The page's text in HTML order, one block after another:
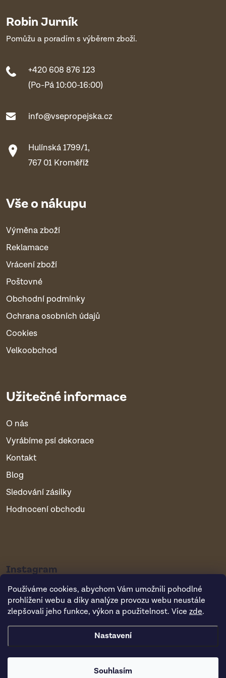
Používáme cookies, abychom Vám umožnili pohodlné
prohlížení webu a díky analýze provozu webu neustále
zlepšovali jeho funkce, výkon a použitelnost. Více zde.
Nastavení
Souhlasím
Robin Jurník
Pomůžu a poradím s výběrem zboží.
+420 608 876 123
(Po-Pá 10:00-16:00)
info@vsepropejska.cz
Hulínská 1799/1,
767 01 Kroměříž
Vše o nákupu
Výměna zboží
Reklamace
Vrácení zboží
Poštovné
Obchodní podmínky
Ochrana osobních údajů
Cookies
Velkoobchod
Užitečné informace
O nás
Vyrábíme psí dekorace
Kontakt
Blog
Sledování zásilky
Hodnocení obchodu
Instagram
Copyright 2026Vsepropejska.cz. Všechna práva vyhrazena.